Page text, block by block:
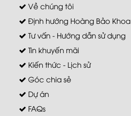
Về chúng tôi
Định hướng Hoàng Bảo Khoa
Tư vấn - Hướng dẫn sử dụng
Tin khuyến mãi
Kiến thức - Lịch sử
Góc chia sẻ
Dự án
FAQs